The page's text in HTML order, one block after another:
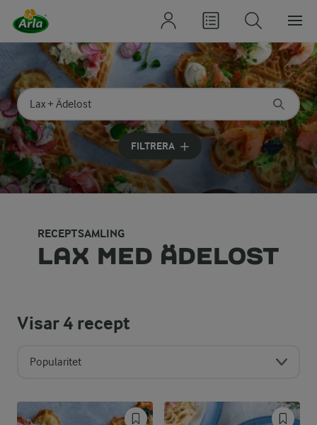
Sök på kategori eller ingrediens
Skriv in sökord för att få förslag
FILTRERA
RECEPTSAMLING
LAX MED ÄDELOST
Visar4 recept
Popularitet